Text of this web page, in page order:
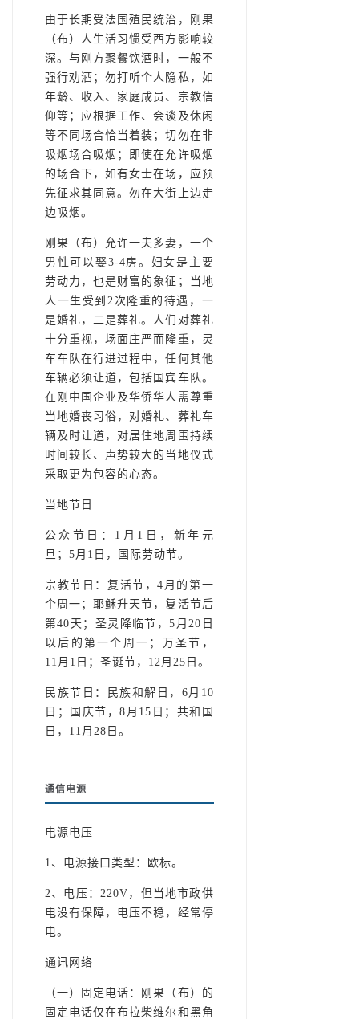
由于长期受法国殖民统治，刚果
（布）人生活习惯受西方影响较
深。与刚方聚餐饮酒时，一般不
强行劝酒；勿打听个人隐私，如
年龄、收入、家庭成员、宗教信
仰等；应根据工作、会谈及休闲
等不同场合恰当着装；切勿在非
吸烟场合吸烟；即使在允许吸烟
的场合下，如有女士在场，应预
先征求其同意。勿在大街上边走
边吸烟。
刚果（布）允许一夫多妻，一个
男性可以娶3-4房。妇女是主要
劳动力，也是财富的象征；当地
人一生受到2次隆重的待遇，一
是婚礼，二是葬礼。人们对葬礼
十分重视，场面庄严而隆重，灵
车车队在行进过程中，任何其他
车辆必须让道，包括国宾车队。
在刚中国企业及华侨华人需尊重
当地婚丧习俗，对婚礼、葬礼车
辆及时让道，对居住地周围持续
时间较长、声势较大的当地仪式
采取更为包容的心态。
当地节日
公众节日：1月1日，新年元
旦；5月1日，国际劳动节。
宗教节日：复活节，4月的第一
个周一；耶稣升天节，复活节后
第40天；圣灵降临节，5月20日
以后的第一个周一；万圣节，
11月1日；圣诞节，12月25日。
民族节日：民族和解日，6月10
日；国庆节，8月15日；共和国
日，11月28日。
通信电源
电源电压
1、电源接口类型：欧标。
2、电压：220V，但当地市政供
电没有保障，电压不稳，经常停
电。
通讯网络
（一）固定电话：刚果（布）的
固定电话仅在布拉柴维尔和黑角